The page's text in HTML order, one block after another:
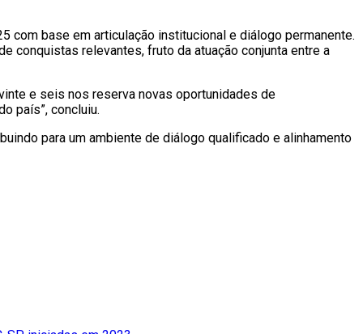
com base em articulação institucional e diálogo permanente.
conquistas relevantes, fruto da atuação conjunta entre a
e seis nos reserva novas oportunidades de
país”, concluiu.
para um ambiente de diálogo qualificado e alinhamento